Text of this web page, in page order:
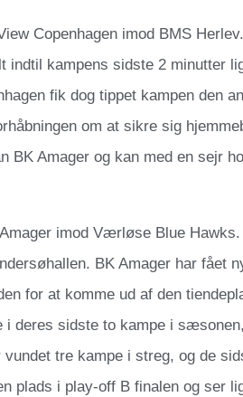
Copenhagen imod BMS
indtil kampens sidste 2 minutter
fik dog tippet kampen den
om at sikre sig
BK Amager og kan med en sejr
imod Værløse Blue
BK Amager har fået
for at komme ud af den
deres sidste to kampe i
tre kampe i streg, og de
plads i play-off B finalen og ser